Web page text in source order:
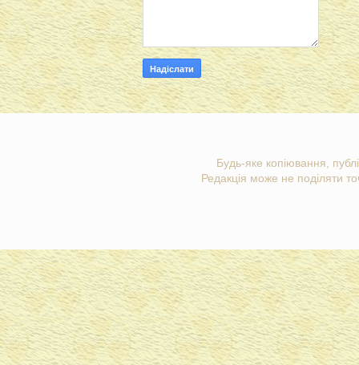
Будь-яке копіювання,
Редакція може не поділяти